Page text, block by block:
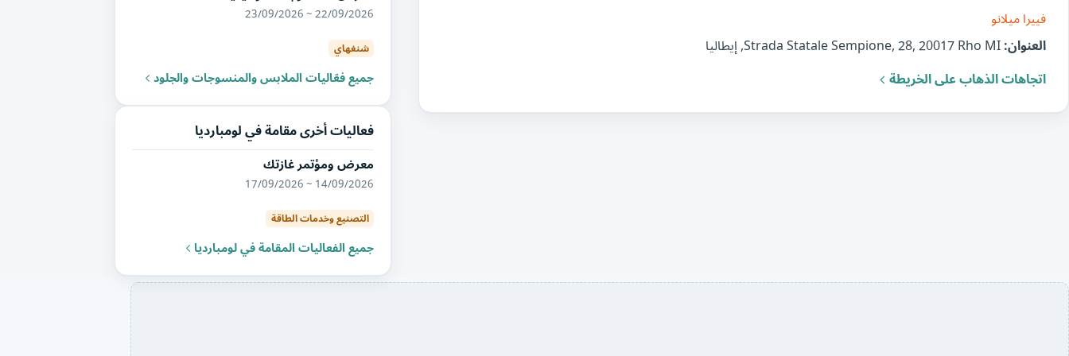
فييرا ميلانو
العنوان:
اتجاهات الذهاب على الخريطة
22/09/2026 ~ 23/09/2026
شنغهاي
جميع فعّاليات الملابس والمنسوجات والجلود
فعاليات أخرى مقامة في لومبارديا
معرض ومؤتمر غازتك
14/09/2026 ~ 17/09/2026
التصنيع وخدمات الطاقة
جميع الفعاليات المقامة في لومبارديا